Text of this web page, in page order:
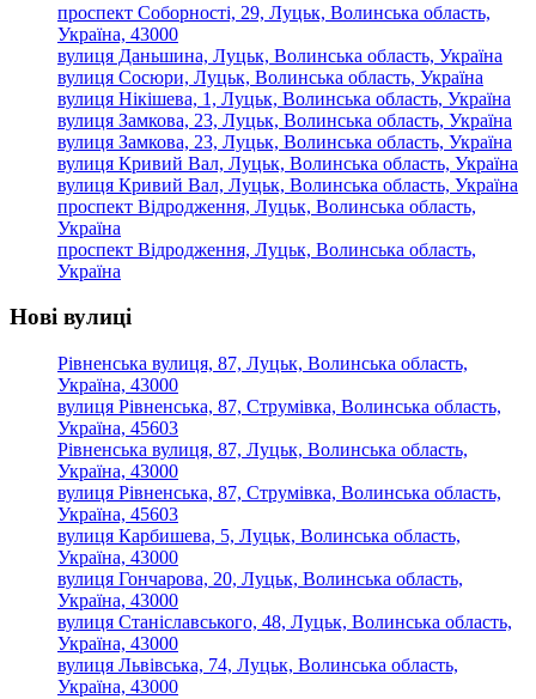
проспект Соборності, 29, Луцьк, Волинська область,
Україна, 43000
вулиця Даньшина, Луцьк, Волинська область, Україна
вулиця Сосюри, Луцьк, Волинська область, Україна
вулиця Нікішева, 1, Луцьк, Волинська область, Україна
вулиця Замкова, 23, Луцьк, Волинська область, Україна
вулиця Замкова, 23, Луцьк, Волинська область, Україна
вулиця Кривий Вал, Луцьк, Волинська область, Україна
вулиця Кривий Вал, Луцьк, Волинська область, Україна
проспект Відродження, Луцьк, Волинська область,
Україна
проспект Відродження, Луцьк, Волинська область,
Україна
Нові вулиці
Рівненська вулиця, 87, Луцьк, Волинська область,
Україна, 43000
вулиця Рівненська, 87, Струмівка, Волинська область,
Україна, 45603
Рівненська вулиця, 87, Луцьк, Волинська область,
Україна, 43000
вулиця Рівненська, 87, Струмівка, Волинська область,
Україна, 45603
вулиця Карбишева, 5, Луцьк, Волинська область,
Україна, 43000
вулиця Гончарова, 20, Луцьк, Волинська область,
Україна, 43000
вулиця Станіславського, 48, Луцьк, Волинська область,
Україна, 43000
вулиця Львівська, 74, Луцьк, Волинська область,
Україна, 43000